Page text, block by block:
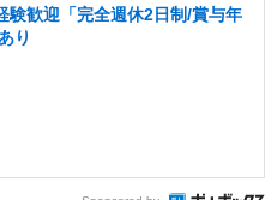
験歓迎「完全週休2日制/賞与年
り